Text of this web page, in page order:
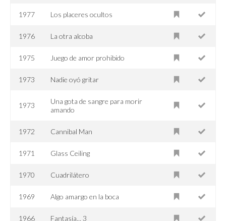
1977 Los placeres ocultos
1976 La otra alcoba
1975 Juego de amor prohibido
1973 Nadie oyó gritar
1973
Una gota de sangre para morir
amando
1972 Cannibal Man
1971 Glass Ceiling
1970 Cuadrilátero
1969 Algo amargo en la boca
1966 Fantasía... 3